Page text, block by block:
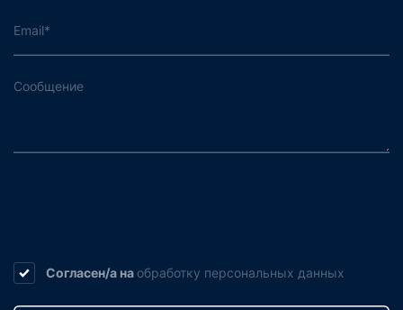
Согласен/а на обработку персональных данных